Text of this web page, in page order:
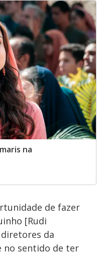
na
de fazer
[Rudi
da
no sentido de ter